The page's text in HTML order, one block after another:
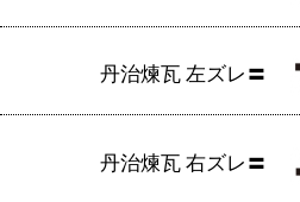
丹治煉瓦 左ズレ〓
丹治煉瓦 右ズレ〓